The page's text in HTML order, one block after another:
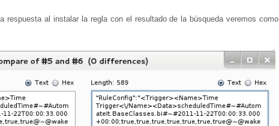
respuesta al instalar la regla con el resultado de la búsqueda veremos como